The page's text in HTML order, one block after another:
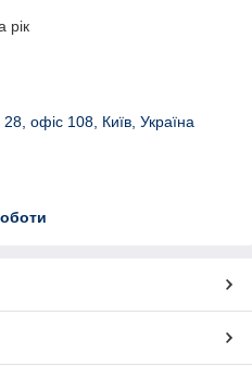
рік
офіс 108, Київ, Україна